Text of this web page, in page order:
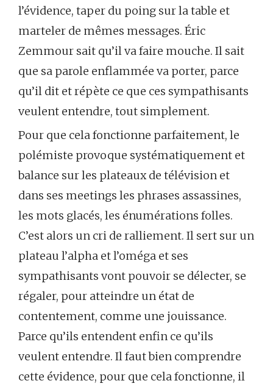
l’évidence, taper du poing sur la table et
marteler de mêmes messages. Éric
Zemmour sait qu’il va faire mouche. Il sait
que sa parole enflammée va porter, parce
qu’il dit et répète ce que ces sympathisants
veulent entendre, tout simplement.
Pour que cela fonctionne parfaitement, le
polémiste provoque systématiquement et
balance sur les plateaux de télévision et
dans ses meetings les phrases assassines,
les mots glacés, les énumérations folles.
C’est alors un cri de ralliement. Il sert sur un
plateau l’alpha et l’oméga et ses
sympathisants vont pouvoir se délecter, se
régaler, pour atteindre un état de
contentement, comme une jouissance.
Parce qu’ils entendent enfin ce qu’ils
veulent entendre. Il faut bien comprendre
cette évidence, pour que cela fonctionne, il